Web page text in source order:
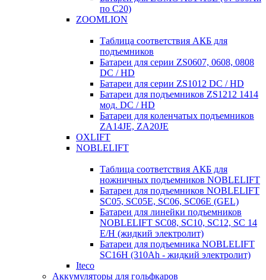
по С20)
ZOOMLION
Таблица соответствия АКБ для
подъемников
Батареи для серии ZS0607, 0608, 0808
DC / HD
Батареи для серии ZS1012 DC / HD
Батареи для подъемников ZS1212 1414
мод. DC / HD
Батареи для коленчатых подъемников
ZA14JE, ZA20JE
OXLIFT
NOBLELIFT
Таблица соответствия АКБ для
ножничных подъемников NOBLELIFT
Батареи для подъемников NOBLELIFT
SC05, SC05E, SC06, SC06E (GEL)
Батареи для линейки подъемников
NOBLELIFT SC08, SC10, SC12, SC 14
E/H (жидкий электролит)
Батареи для подъемника NOBLELIFT
SC16H (310Ah - жидкий электролит)
Iteco
Аккумуляторы для гольфкаров